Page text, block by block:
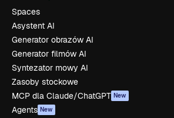
Spaces
Asystent AI
Generator obrazów AI
Generator filmów AI
Syntezator mowy AI
Zasoby stockowe
MCP dla Claude/ChatGPT New
Agents New